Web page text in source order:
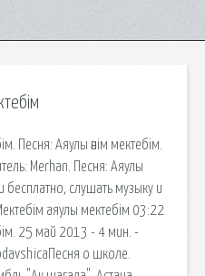
Песня: Аяулы әнiм мектебім.
Merhan. Песня: Аяулы
бесплатно, слушать музыку и
аяулы мектебім 03:22
25 май 2013 - 4 мин. -
о школе.